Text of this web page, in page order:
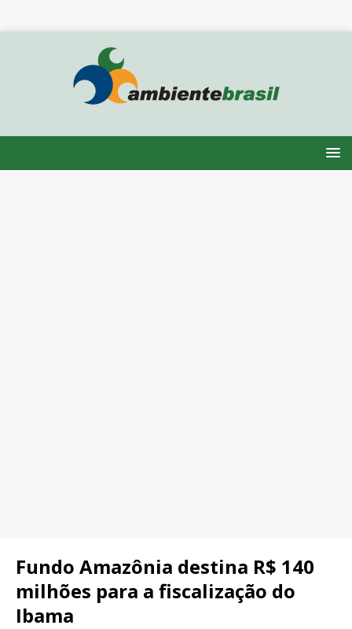
Fundo Amazônia destina R$ 140
milhões para a fiscalização do
Ibama